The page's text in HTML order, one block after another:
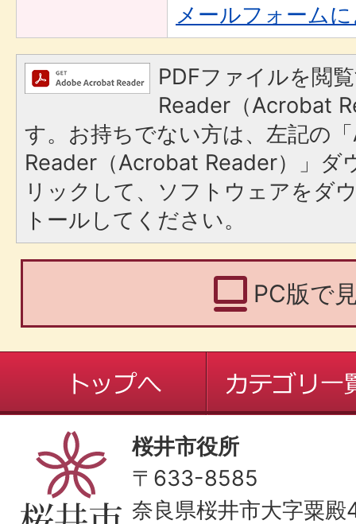
メールフォーム
PDFファイルを閲
Reader（Acrobat
す。お持ちでない方は、左記の
Reader（Acrobat Reader）」ダ
リックして、ソフトウェアをダ
トールしてください。
PC版で
桜井市役所
〒633-8585
奈良県桜井市大字粟